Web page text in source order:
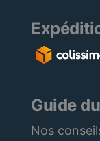
Guide
Nos